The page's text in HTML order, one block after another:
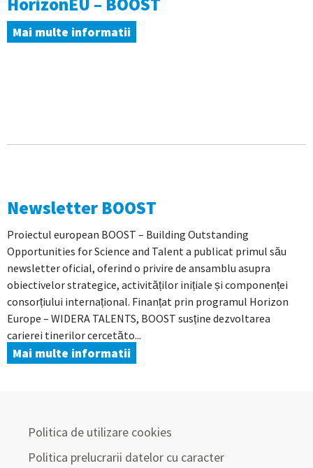
Mai multe informatii
Newsletter BOOST
Proiectul european BOOST – Building Outstanding
Opportunities for Science and Talent a publicat primul său
newsletter oficial, oferind o privire de ansamblu asupra
obiectivelor strategice, activităților inițiale și componenței
consorțiului internațional. Finanțat prin programul Horizon
Europe – WIDERA TALENTS, BOOST susține dezvoltarea
carierei tinerilor cercetăto...
Mai multe informatii
Politica de utilizare cookies
Politica prelucrarii datelor cu caracter